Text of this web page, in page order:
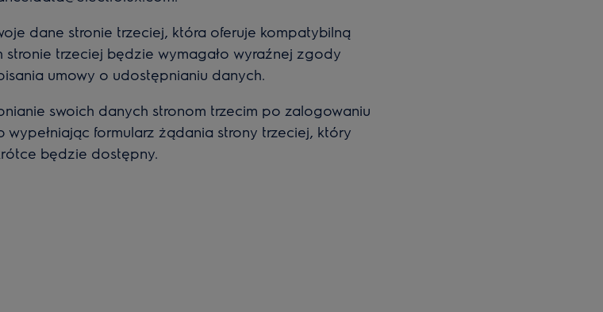
dane stronie trzeciej, która oferuje kompatybilną
stronie trzeciej będzie wymagało wyraźnej zgody
umowy o udostępnianiu danych.
swoich danych stronom trzecim po zalogowaniu
wypełniając formularz żądania strony trzeciej, który
będzie dostępny.